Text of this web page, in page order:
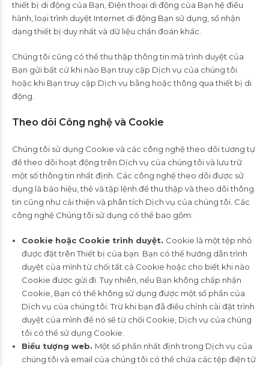
thiết bị di động của Bạn, Điện thoại di động của Bạn hệ điều
hành, loại trình duyệt Internet di động Bạn sử dụng, số nhận
dạng thiết bị duy nhất và dữ liệu chẩn đoán khác.
Chúng tôi cũng có thể thu thập thông tin mà trình duyệt của
Bạn gửi bất cứ khi nào Bạn truy cập Dịch vụ của chúng tôi
hoặc khi Bạn truy cập Dịch vụ bằng hoặc thông qua thiết bị di
động.
Theo dõi Công nghệ và Cookie
Chúng tôi sử dụng Cookie và các công nghệ theo dõi tương tự
để theo dõi hoạt động trên Dịch vụ của chúng tôi và lưu trữ
một số thông tin nhất định. Các công nghệ theo dõi được sử
dụng là báo hiệu, thẻ và tập lệnh để thu thập và theo dõi thông
tin cũng như cải thiện và phân tích Dịch vụ của chúng tôi. Các
công nghệ Chúng tôi sử dụng có thể bao gồm:
Cookie hoặc Cookie trình duyệt. Cookie là một tệp nhỏ
được đặt trên Thiết bị của bạn. Bạn có thể hướng dẫn trình
duyệt của mình từ chối tất cả Cookie hoặc cho biết khi nào
Cookie được gửi đi. Tuy nhiên, nếu Bạn không chấp nhận
Cookie, Bạn có thể không sử dụng được một số phần của
Dịch vụ của chúng tôi. Trừ khi bạn đã điều chỉnh cài đặt trình
duyệt của mình để nó sẽ từ chối Cookie, Dịch vụ của chúng
tôi có thể sử dụng Cookie.
Biểu tượng web. Một số phần nhất định trong Dịch vụ của
chúng tôi và email của chúng tôi có thể chứa các tệp điện tử